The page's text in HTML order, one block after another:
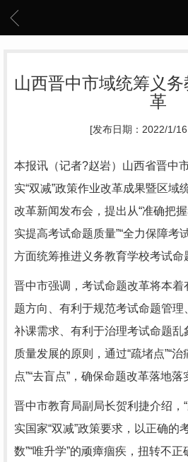
山西晋中市域统筹义
革
[发布日期：2022/1/
本报讯（记者?赵岩）山西省晋中
实“双减”政策作业改革成果暨区域
改革新闻发布会，提出从“准确把
实提高考试命题质量”“全力保障考
方面统筹推进义务教育学校考试命
晋中市强调，考试命题改革将本着
题方向、有利于规范考试命题管
补课需求、有利于治理考试命题乱
质量发展的原则，通过“疏堵点”“治
点”“去盲点”，确保命题改革落地落
晋中市教育局副局长贺利捷介绍，
实国家“双减”政策要求，以正确的
数”“唯升学”的顽瘴痼疾，扭转不